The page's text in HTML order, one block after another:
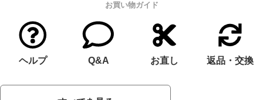
お買い物ガイド
ヘルプ Q&A お直し 返品・交換